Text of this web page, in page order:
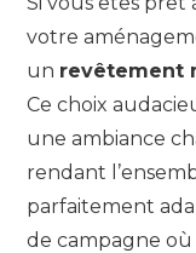
votre
un revêtement
Ce choix
une ambiance
rendant
parfaitement
de campagne où